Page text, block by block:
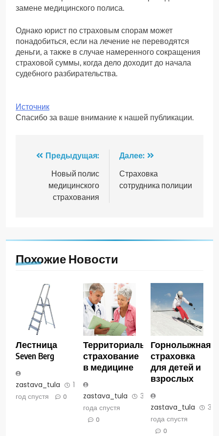
замене медицинского полиса.
Однако юрист по страховым спорам может
понадобиться, если на лечение не переводятся
деньги, а также в случае намеренного сокращения
страховой суммы, когда дело доходит до начала
судебного разбирательства.
Источник
Спасибо за ваше внимание к нашей публикации.
Навигация
записям
Предыдущая:
Новый полис
медицинского
страхования
Далее:
Страховка
сотрудника полиции
Похожие Новости
Лестница
Seven Berg
zastava_tula
1
год спустя
0
Территориальное
страхование
в медицине
zastava_tula
3
года спустя
0
Горнолыжная
страховка
для детей и
взрослых
zastava_tula
3
года спустя
0